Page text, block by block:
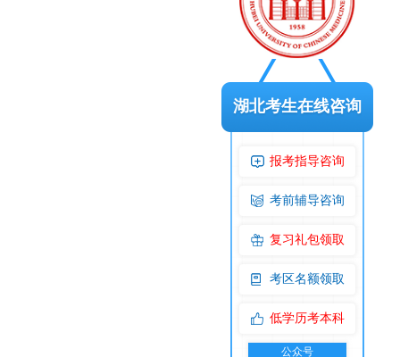
湖北考生在线咨询
报考指导咨询
考前辅导咨询
复习礼包领取
考区名额领取
低学历考本科
公众号